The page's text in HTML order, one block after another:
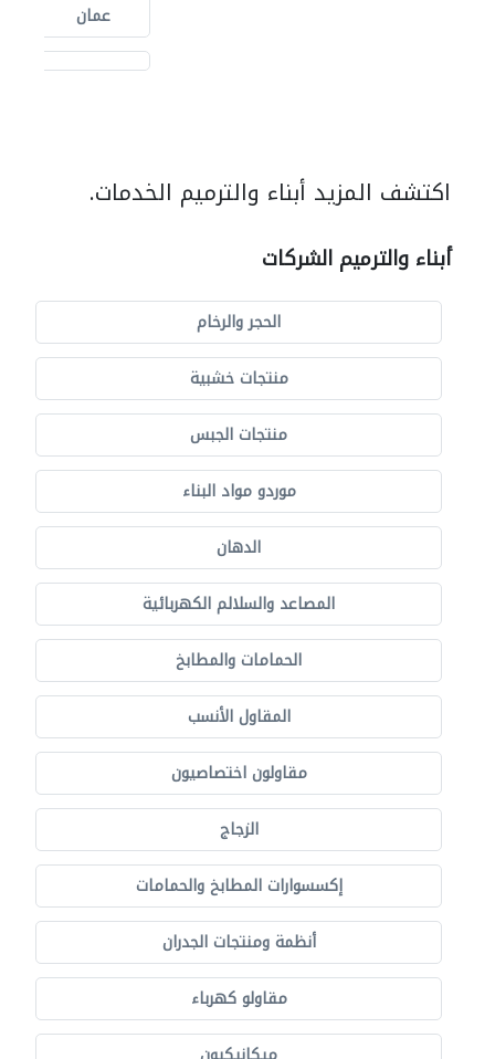
عمان
اكتشف المزيد أبناء والترميم الخدمات.
أبناء والترميم الشركات
الحجر والرخام
منتجات خشبية
منتجات الجبس
موردو مواد البناء
الدهان
المصاعد والسلالم الكهربائية
الحمامات والمطابخ
المقاول الأنسب
مقاولون اختصاصيون
الزجاج
إكسسوارات المطابخ والحمامات
أنظمة ومنتجات الجدران
مقاولو كهرباء